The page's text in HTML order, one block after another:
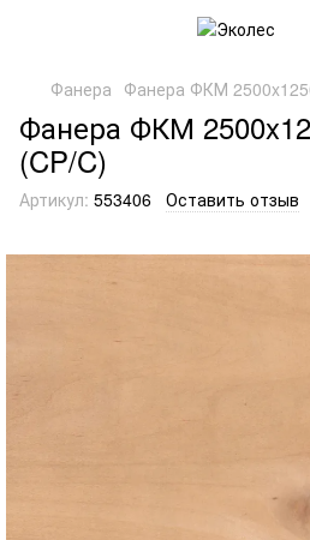
Фанера Фанера ФКМ
Фанера ФКМ
(CP/C)
Артикул: 553406 Оставить отзыв